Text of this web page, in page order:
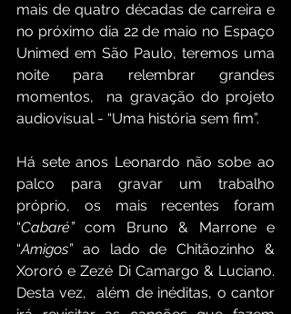
mais de quatro décadas de carreira e
no próximo dia 22 de maio no Espaço
Unimed em São Paulo, teremos uma
noite para relembrar grandes
momentos,  na gravação do projeto
audiovisual - “Uma história sem fim”.
Há sete anos Leonardo não sobe ao
palco para gravar um trabalho
próprio, os mais recentes foram
“Cabaré” com Bruno & Marrone e
“Amigos” ao lado de Chitãozinho &
Xororó e Zezé Di Camargo & Luciano.
Desta vez,  além de inéditas, o cantor